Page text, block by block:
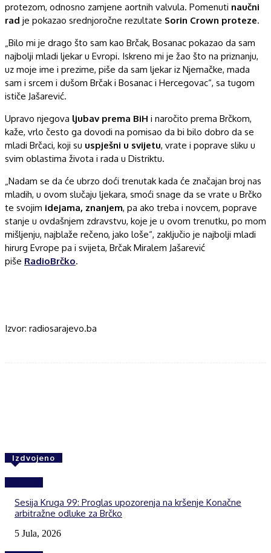
protezom, odnosno zamjene aortnih valvula. Pomenuti naučni
rad je pokazao srednjoročne rezultate Sorin Crown proteze.
„Bilo mi je drago što sam kao Brčak, Bosanac pokazao da sam
najbolji mladi ljekar u Evropi. Iskreno mi je žao što na priznanju,
uz moje ime i prezime, piše da sam ljekar iz Njemačke, mada
sam i srcem i dušom Brčak i Bosanac i Hercegovac“, sa tugom
ističe Jašarević.
Upravo njegova ljubav prema BiH i naročito prema Brčkom,
kaže, vrlo često ga dovodi na pomisao da bi bilo dobro da se
mladi Brčaci, koji su uspješni u svijetu, vrate i poprave sliku u
svim oblastima života i rada u Distriktu.
„Nadam se da će ubrzo doći trenutak kada će značajan broj nas
mladih, u ovom slučaju ljekara, smoći snage da se vrate u Brčko
te svojim idejama, znanjem, pa ako treba i novcem, poprave
stanje u ovdašnjem zdravstvu, koje je u ovom trenutku, po mom
mišljenju, najblaže rečeno, jako loše“, zaključio je najbolji mladi
hirurg Evrope pa i svijeta, Brčak Miralem Jašarević
piše RadioBrčko.
Izvor: radiosarajevo.ba
Izdvojeno
Sesija Kruga 99: Proglas upozorenja na kršenje Konačne
arbitražne odluke za Brčko
5 Jula, 2026